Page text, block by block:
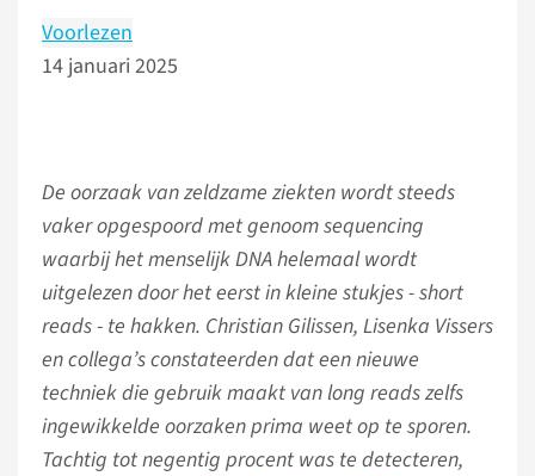
Voorlezen
14 januari 2025
De oorzaak van zeldzame ziekten wordt steeds
vaker opgespoord met genoom sequencing
waarbij het menselijk DNA helemaal wordt
uitgelezen door het eerst in kleine stukjes - short
reads - te hakken. Christian Gilissen, Lisenka Vissers
en collega’s constateerden dat een nieuwe
techniek die gebruik maakt van long reads zelfs
ingewikkelde oorzaken prima weet op te sporen.
Tachtig tot negentig procent was te detecteren,